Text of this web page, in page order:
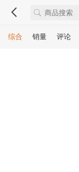
综合 销量 评论